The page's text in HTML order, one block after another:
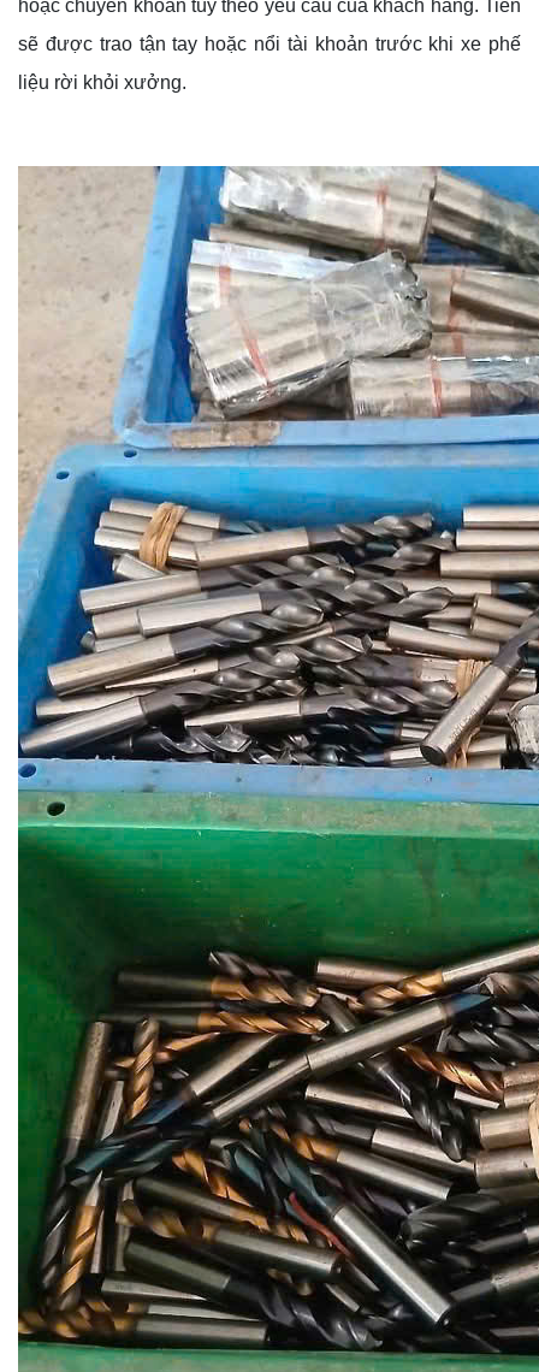
hoặc chuyển khoản tùy theo yêu cầu của khách hàng. Tiền
sẽ được trao tận tay hoặc nổi tài khoản trước khi xe phế
liệu rời khỏi xưởng.